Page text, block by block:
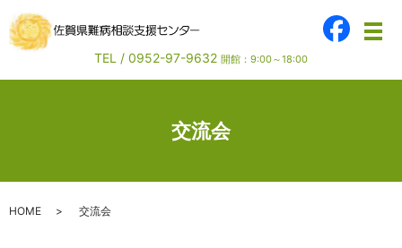
メ
TEL / 0952-97-9632 開館：9:00～18:00
交流会
HOME 交流会